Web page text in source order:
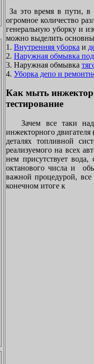
За это время в пути,
огромное количество
генеральную уборку и
можно выделить
1. Внутренняя уборка и
2. Наружная обмывка
3. Наружная обмывка
4. Уборка депо и
Как мыть
тестирование
Зачем все таки
инжекторного
деталях топливной
реализуемого на всех
нем присутствует
октанового числа и
важной процедурой, все
конечном итоге к